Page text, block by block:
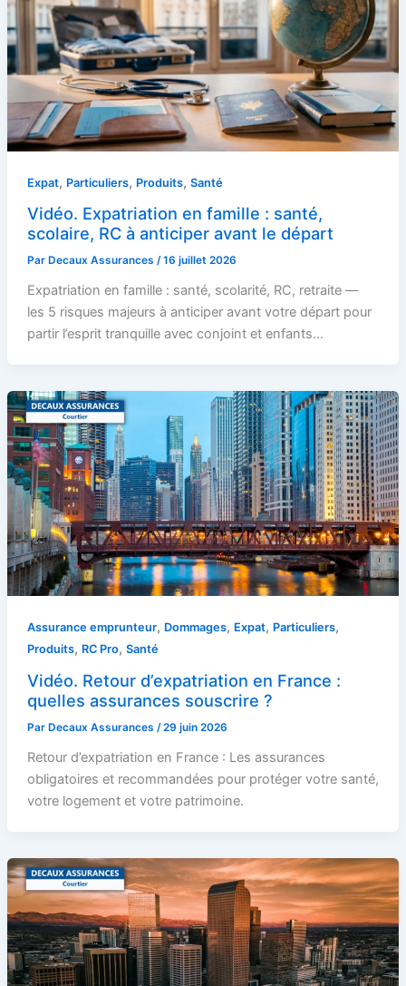
Expat, Particuliers, Produits, Santé
Vidéo. Expatriation en famille : santé,
scolaire, RC à anticiper avant le départ
Par Decaux Assurances /16 juillet 2026
Expatriation en famille : santé, scolarité, RC, retraite —
les 5 risques majeurs à anticiper avant votre départ pour
partir l’esprit tranquille avec conjoint et enfants…
Assurance emprunteur, Dommages, Expat, Particuliers,
Produits, RC Pro, Santé
Vidéo. Retour d’expatriation en France :
quelles assurances souscrire ?
Par Decaux Assurances /29 juin 2026
Retour d’expatriation en France : Les assurances
obligatoires et recommandées pour protéger votre santé,
votre logement et votre patrimoine.